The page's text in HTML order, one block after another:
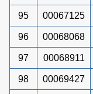
95 00067125
96 00068068
97 00068911
98 00069427